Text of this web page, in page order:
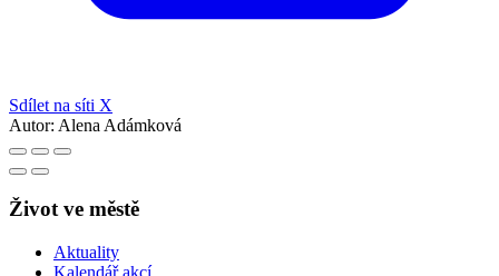
Sdílet na síti X
Autor: Alena Adámková
Život ve městě
Aktuality
Kalendář akcí